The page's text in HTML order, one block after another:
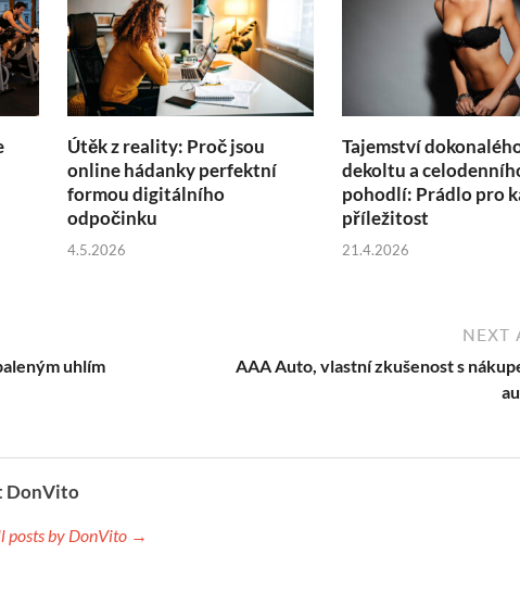
Útěk z reality: Proč jsou
online hádanky perfektní
formou digitálního
odpočinku
4.5.2026
Tajemství
dekoltu a
pohodlí: Prádlo pro
příležitost
21.4.2026
uhlím
NEXT
AAA Auto, vlastní zkušenost s
DonVito
posts by DonVito →